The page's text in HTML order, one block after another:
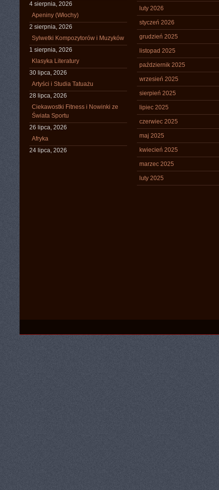
4 sierpnia, 2026
Apeniny (Włochy)
2 sierpnia, 2026
Sylwetki Kompozytorów i Muzyków
1 sierpnia, 2026
Klasyka Literatury
30 lipca, 2026
Artyści i Studia Tatuażu
28 lipca, 2026
Ciekawostki Fitness i Nowinki ze
Świata Sportu
26 lipca, 2026
Afryka
24 lipca, 2026
luty 2026
styczeń 2026
grudzień 2025
listopad 2025
październik 2025
wrzesień 2025
sierpień 2025
lipiec 2025
czerwiec 2025
maj 2025
kwiecień 2025
marzec 2025
luty 2025